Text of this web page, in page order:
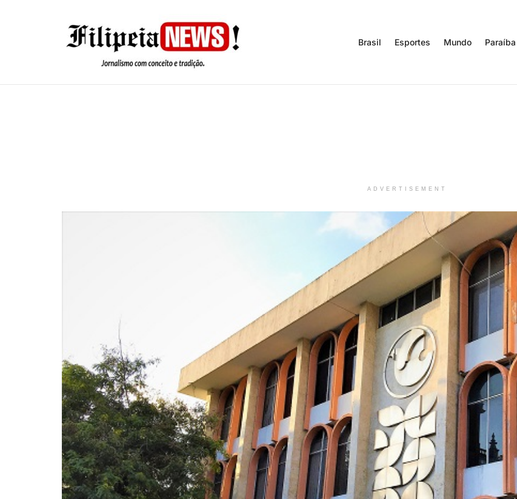
Brasil Esportes Mundo Paraíba
ADVERTISEMENT